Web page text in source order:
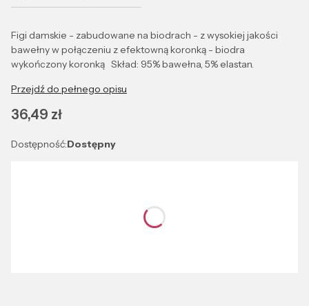
Figi damskie - zabudowane na biodrach - z wysokiej jakości
bawełny w połączeniu z efektowną koronką - biodra
wykończony koronką Skład: 95% bawełna, 5% elastan.
Przejdź do pełnego opisu
Cena
36,49 zł
Dostępność:Dostępny